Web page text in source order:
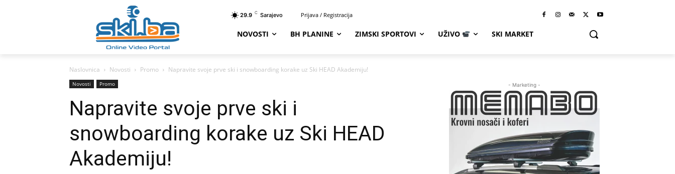
29.9 C Sarajevo Prijava / Registracija
NOVOSTI BH PLANINE ZIMSKI SPORTOVI UŽIVO SKI MARKET
Naslovnica Novosti Promo Napravite svoje prve ski i snowboarding korake uz Ski HEAD Akademiju!
Novosti Promo
Napravite svoje prve ski i
snowboarding korake uz Ski HEAD
Akademiju!
- Marketing -